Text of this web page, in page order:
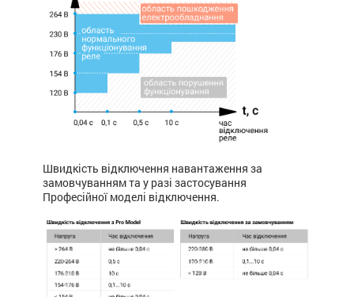
Швидкість відключення навантаження за
замовчуванням та у разі застосування
Професійної моделі відключення.